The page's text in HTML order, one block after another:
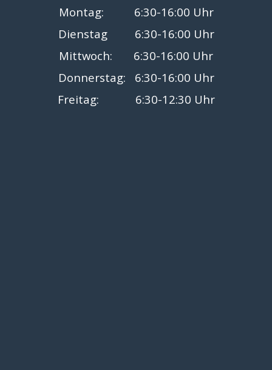
Montag: 6:30-16:00 Uhr
Dienstag 6:30-16:00 Uhr
Mittwoch: 6:30-16:00 Uhr
Donnerstag: 6:30-16:00 Uhr
Freitag: 6:30-12:30 Uhr